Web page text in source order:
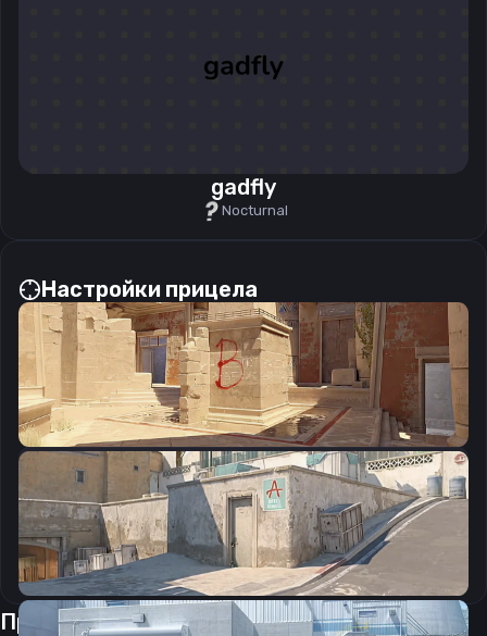
gadfly
Nocturnal
Настройки прицела
CSGO-rX2tp-u9Sjj-hzzAC-WKU64-WsdqA
Скопировать
Прицелгэдфлайот 07.08.2026